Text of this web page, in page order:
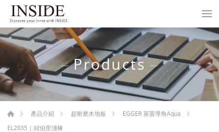
Products
產品介紹 超耐磨木地板
EGGER 萊茵導角Aqua
EL2035 | 紐伯里淺橡